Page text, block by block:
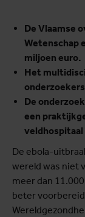
De Vlaamse
Wetenschap
miljoen euro.
Het
De
een
De ebola-
wereld was niet
meer dan
beter